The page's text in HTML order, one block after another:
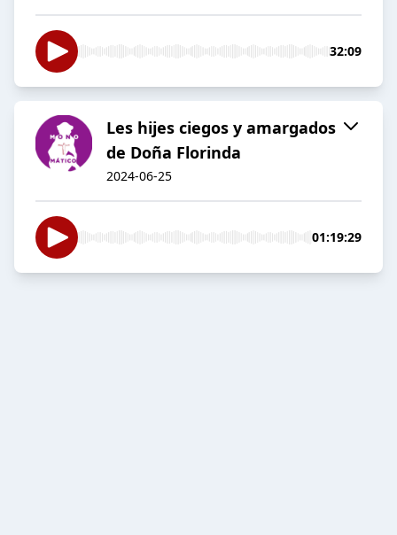
32:09
Les hijes ciegos y amargados
de Doña Florinda
2024-06-25
01:19:29